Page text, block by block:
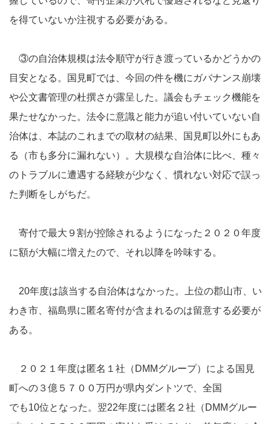
を得ていないか注視する必要がある。
③の自治体規模は法令順守が行き渡っているかどうかの
目安となる。国見町では、今回の件を機にガバナンス崩壊
や公文書管理の杜撰さが露呈した。議会もチェック機能を
果たせなかった。法令に意識と能力が追い付いていない自
治体は、本誌のこれまでの取材の結果、国見町以外にもあ
る（市も多分に漏れない）。大規模な自治体に比べ、種々
のトラブルに遭遇する経験が少なく、慣れない対応で誤っ
た判断をしがちだ。
寄付で最大９割が控除されるようになった２０２０年度
に額が大幅に増えたので、それ以降を吟味する。
20年度は該当する自治体はなかった。上位の郡山市、い
わき市、福島県に匿名寄付が含まれるのは留意する必要が
ある。
２０２１年度は匿名１社（DMMグループ）による国見
町への３億５７００万円が県内ダントツで、全国
でも10位となった。翌22年度には匿名２社（DMMグルー